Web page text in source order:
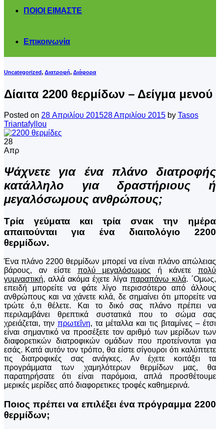
ΠΟΙΟΙ ΕΙΜΑΣΤΕ
Επικοινωνία
Uncategorized, Διατροφή, Διάφορα
Δίαιτα 2200 θερμίδων – Δείγμα μενού
Posted on 28 Απριλίου 201528 Απριλίου 2015 by Tasos
Triantafyllou
28
Απρ
Ψάχνετε για ένα πλάνο διατροφής
κατάλληλο για δραστήριους ή
μεγαλόσωμους ανθρώπους;
Τρία γεύματα και τρία σνακ την ημέρα
απαιτούνται για ένα διαιτολόγιο 2200
θερμίδων.
Ένα πλάνο 2200 θερμίδων μπορεί να είναι πλάνο απώλειας
βάρους, αν είστε πολύ μεγαλόσωμος ή κάνετεπολύ
γυμναστική, αλλά ακόμα έχετε λίγα παραπάνω κιλά. ΄Ομως,
επειδή μπορείτε να φάτε λίγο περισσότερο από άλλους
ανθρώπους και να χάνετε κιλά, δε σημαίνει ότι μπορείτε να
τρώτε ό,τι θέλετε. Και το δικό σας πλάνο πρέπει να
περιλαμβάνει θρεπτικά συστατικά που το σώμα σας
χρειάζεται, την πρωτεΐνη, τα μέταλλα και τις βιταμίνες – έτσι
είναι σημαντικό να προσέξετε τον αριθμό των μερίδων των
διαφορετικών διατροφικών ομάδων που προτείνονται για
εσάς. Κατά αυτόν τον τρόπο, θα είστε σίγουροι ότι καλύπτετε
τις διατροφικές σας ανάγκες. Αν έχετε κοιτάξει τα
προγράμματα των χαμηλότερων θερμίδων μας, θα
παρατηρήσατε ότι είναι παρόμοια, απλά προσθέτουμε
μερικές μερίδες από διαφορετικες τροφές καθημερινά.
Ποιος πρέπει να επιλέξει ένα πρόγραμμα 2200
θερμίδων;